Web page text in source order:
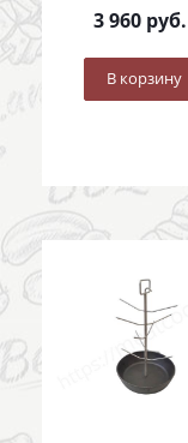
3 960руб.
В корзину